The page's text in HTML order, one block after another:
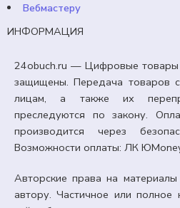
Вебмастеру
ИНФОРМАЦИЯ
24obuch.ru — Цифровые товары
защищены. Передача товаров
лицам, а также их
преследуются по закону.
производится через
Возможности оплаты: ЛК
Авторские права на
автору. Частичное или полное